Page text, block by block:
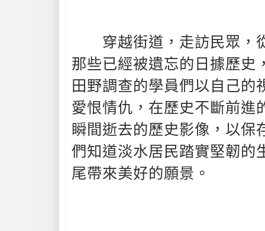
穿越街道，走訪民眾，
那些已經被遺忘的日據歷史
田野調查的學員們以自己的
愛恨情仇，在歷史不斷前進
瞬間逝去的歷史影像，以保
們知道淡水居民踏實堅韌的
尾帶來美好的願景。